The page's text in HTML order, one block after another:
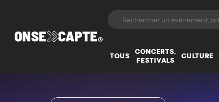
TOUS
CONCERTS,
FESTIVALS
CULTURE